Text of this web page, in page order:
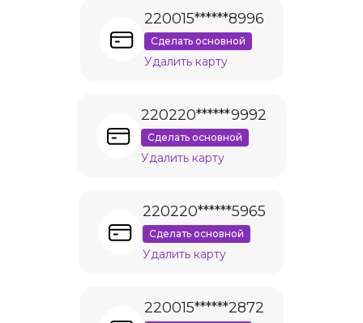
220015******8996
Сделать основной
Удалить карту
220220******9992
Сделать основной
Удалить карту
220220******5965
Сделать основной
Удалить карту
220015******2872